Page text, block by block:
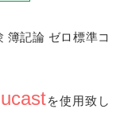
簿記論 ゼロ標準コ
を使用致し